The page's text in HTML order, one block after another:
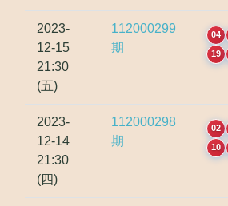
2023-
12-15
21:30
(五)
112000299
期
04
19
2023-
12-14
21:30
(四)
112000298
期
02
10